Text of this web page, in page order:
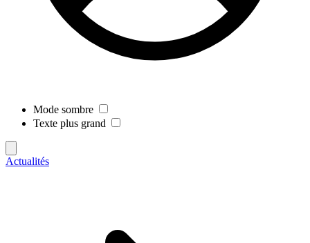
Mode sombre
Texte plus grand
Actualités